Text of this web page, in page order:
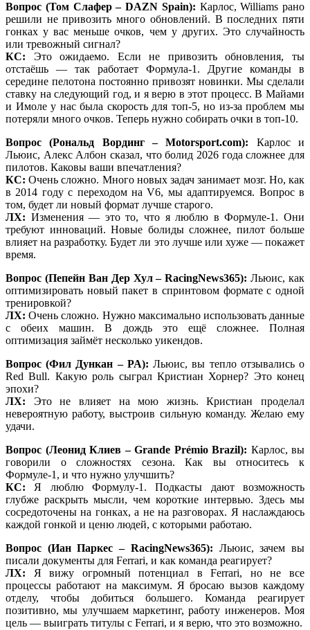
Вопрос (Том Слафер – DAZN Spain): Карлос, Williams рано
решили не привозить много обновлений. В последних пяти
гонках у вас меньше очков, чем у других. Это случайность
или тревожный сигнал?
КС: Это ожидаемо. Если не привозить обновления, ты
отстаёшь — так работает Формула-1. Другие команды в
середине пелотона постоянно привозят новинки. Мы сделали
ставку на следующий год, и я верю в этот процесс. В Майами
и Имоле у нас была скорость для топ-5, но из-за проблем мы
потеряли много очков. Теперь нужно собирать очки в топ-10.
Вопрос (Рональд Вординг – Motorsport.com): Карлос и
Льюис, Алекс Албон сказал, что болид 2026 года сложнее для
пилотов. Каковы ваши впечатления?
КС: Очень сложно. Много новых задач занимает мозг. Но, как
в 2014 году с переходом на V6, мы адаптируемся. Вопрос в
том, будет ли новый формат лучше старого.
ЛХ: Изменения — это то, что я люблю в Формуле-1. Они
требуют инноваций. Новые болиды сложнее, пилот больше
влияет на разработку. Будет ли это лучше или хуже — покажет
время.
Вопрос (Пепейн Ван Дер Хул – RacingNews365): Льюис, как
оптимизировать новый пакет в спринтовом формате с одной
тренировкой?
ЛХ: Очень сложно. Нужно максимально использовать данные
с обеих машин. В дождь это ещё сложнее. Полная
оптимизация займёт несколько уикендов.
Вопрос (Фил Дункан – PA): Льюис, вы тепло отзывались о
Red Bull. Какую роль сыграл Кристиан Хорнер? Это конец
эпохи?
ЛХ: Это не влияет на мою жизнь. Кристиан проделал
невероятную работу, выстроив сильную команду. Желаю ему
удачи.
Вопрос (Леонид Клиев – Grande Prémio Brazil): Карлос, вы
говорили о сложностях сезона. Как вы относитесь к
Формуле-1, и что нужно улучшить?
КС: Я люблю Формулу-1. Подкасты дают возможность
глубже раскрыть мысли, чем короткие интервью. Здесь мы
сосредоточены на гонках, а не на разговорах. Я наслаждаюсь
каждой гонкой и ценю людей, с которыми работаю.
Вопрос (Иан Паркес – RacingNews365): Льюис, зачем вы
писали документы для Ferrari, и как команда реагирует?
ЛХ: Я вижу огромный потенциал в Ferrari, но не все
процессы работают на максимум. Я бросаю вызов каждому
отделу, чтобы добиться большего. Команда реагирует
позитивно, мы улучшаем маркетинг, работу инженеров. Моя
цель — выиграть титулы с Ferrari, и я верю, что это возможно.